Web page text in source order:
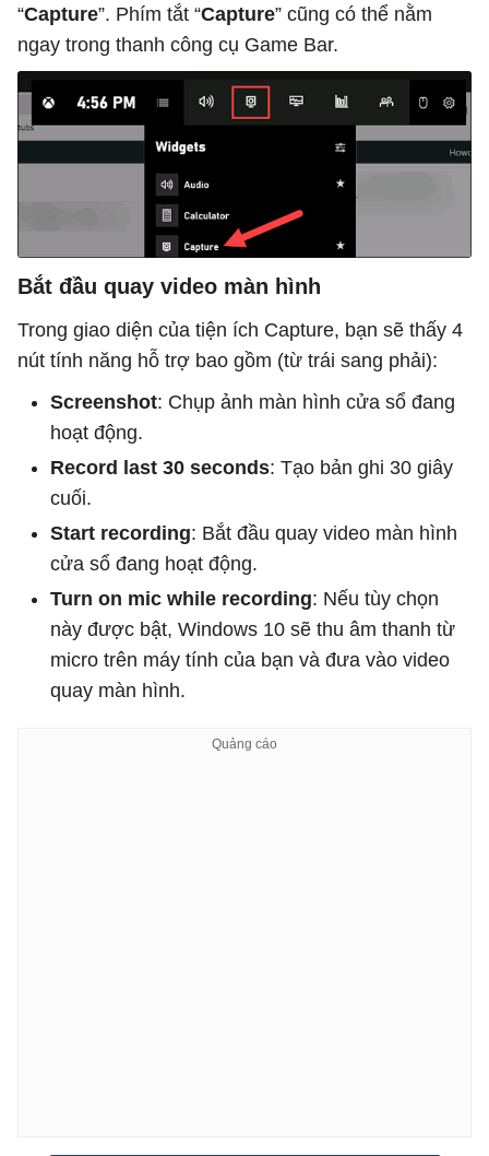
“Capture”. Phím tắt “Capture” cũng có thể nằm
ngay trong thanh công cụ Game Bar.
Bắt đầu quay video màn hình
Trong giao diện của tiện ích Capture, bạn sẽ thấy 4
nút tính năng hỗ trợ bao gồm (từ trái sang phải):
Screenshot: Chụp ảnh màn hình cửa sổ đang
hoạt động.
Record last 30 seconds: Tạo bản ghi 30 giây
cuối.
Start recording: Bắt đầu quay video màn hình
cửa sổ đang hoạt động.
Turn on mic while recording: Nếu tùy chọn
này được bật, Windows 10 sẽ thu âm thanh từ
micro trên máy tính của bạn và đưa vào video
quay màn hình.